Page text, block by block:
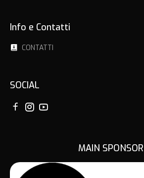
Info e Contatti
CONTATTI
SOCIAL
MAIN SPONSOR